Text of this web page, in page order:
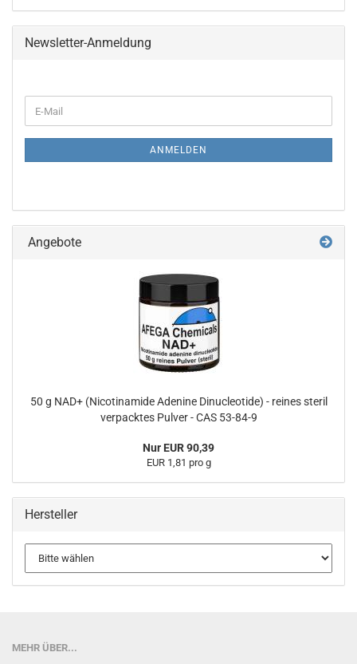
Newsletter-Anmeldung
ZUR
E-
Mail
ANMELDEN
Angebote
50 g NAD+ (Nicotinamide Adenine Dinucleotide) - reines steril
verpacktes Pulver - CAS 53-84-9
Nur EUR 90,39
EUR 1,81 pro g
Hersteller
MEHR ÜBER...